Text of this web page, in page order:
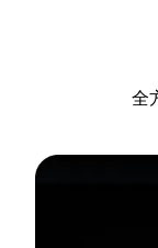
全